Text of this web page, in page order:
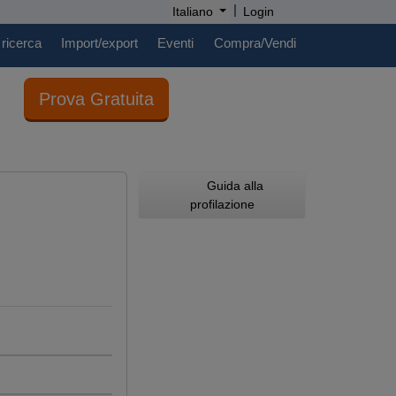
Italiano | Login
Import/export Eventi Compra/Vendi
Prova Gratuita
Guida alla
profilazione